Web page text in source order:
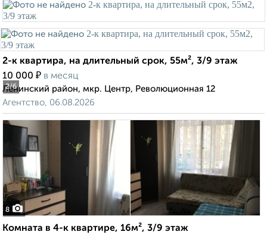
2/6
2-к квартира, на длительный срок, 55м², 3/9 этаж
10 000 ₽ в месяц
Ленинский район, мкр. Центр, Революционная 12
Агентство, 06.08.2026
8
Комната в 4-к квартире, 16м², 3/9 этаж